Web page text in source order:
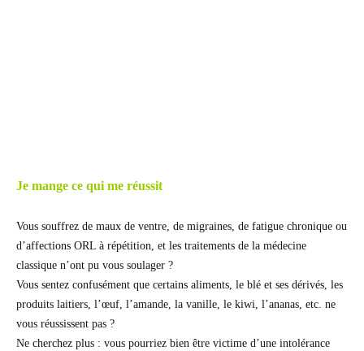
Je mange ce qui me réussit
Vous souffrez de maux de ventre, de migraines, de fatigue chronique ou
d’affections ORL à répétition, et les traitements de la médecine
classique n’ont pu vous soulager ?
Vous sentez confusément que certains aliments, le blé et ses dérivés, les
produits laitiers, l’œuf, l’amande, la vanille, le kiwi, l’ananas, etc. ne
vous réussissent pas ?
Ne cherchez plus : vous pourriez bien être victime d’une intolérance